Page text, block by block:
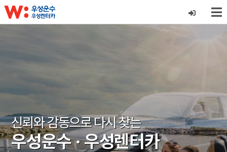
신뢰와 감동으로 다시 찾는
우성운수 · 우성렌터카
신뢰와 감동으로 다시 찾는
우성운수 · 우성렌터카